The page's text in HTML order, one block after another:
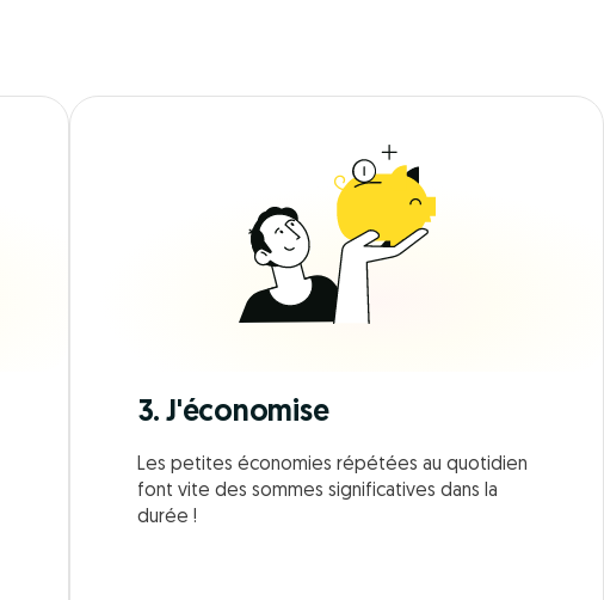
3. J'économise
Les petites économies répétées au quotidien
font vite des sommes significatives dans la
durée !